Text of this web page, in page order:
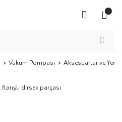
Vakum Pompası Aksesuarlar ve